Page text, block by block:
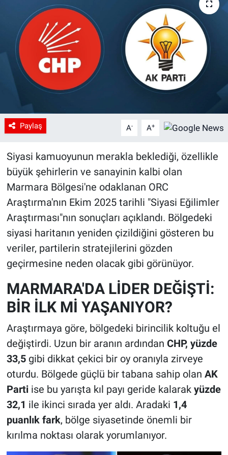
Paylaş A- A+
Siyasi kamuoyunun merakla beklediği, özellikle
büyük şehirlerin ve sanayinin kalbi olan
Marmara Bölgesi'ne odaklanan ORC
Araştırma'nın Ekim 2025 tarihli "Siyasi Eğilimler
Araştırması"nın sonuçları açıklandı. Bölgedeki
siyasi haritanın yeniden çizildiğini gösteren bu
veriler, partilerin stratejilerini gözden
geçirmesine neden olacak gibi görünüyor.
MARMARA'DA LİDER DEĞİŞTİ:
BİR İLK Mİ YAŞANIYOR?
Araştırmaya göre, bölgedeki birincilik koltuğu el
değiştirdi. Uzun bir aranın ardından CHP, yüzde
33,5gibi dikkat çekici bir oy oranıyla zirveye
oturdu. Bölgede güçlü bir tabana sahip olan AK
Partiise bu yarışta kıl payı geride kalarak yüzde
32,1 ile ikinci sırada yer aldı. Aradaki 1,4
puanlık fark, bölge siyasetinde önemli bir
kırılma noktası olarak yorumlanıyor.